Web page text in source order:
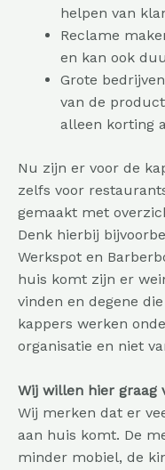
helpen van
Reclame
en kan ook
Grote
van de
alleen korting
Nu zijn er voor de
zelfs voor
gemaakt met
Denk hierbij
Werkspot en
huis komt zijn er
vinden en degene
kappers werken
organisatie en niet
Wij willen hier graag
Wij merken dat er
aan huis komt. De
minder mobiel, de